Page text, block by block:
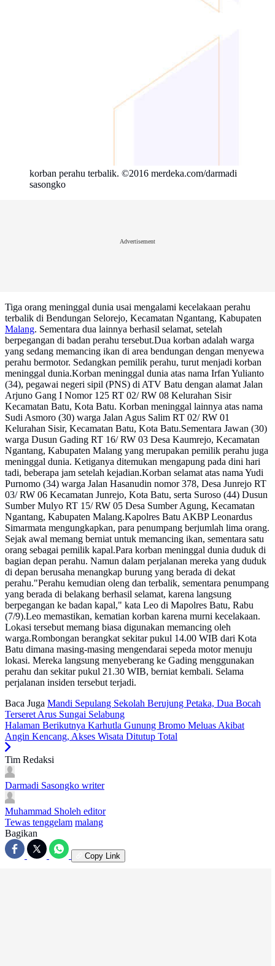
korban perahu terbalik. ©2016 merdeka.com/darmadi
sasongko
Advertisement
Tiga orang meninggal dunia usai mengalami kecelakaan perahu
terbalik di Bendungan Selorejo, Kecamatan Ngantang, Kabupaten
Malang. Sementara dua lainnya berhasil selamat, setelah
berpegangan di badan perahu tersebut.Dua korban adalah warga
yang sedang memancing ikan di area bendungan dengan menyewa
perahu bermotor. Sedangkan pemilik perahu, turut menjadi korban
meninggal dunia.Korban meninggal dunia atas nama Irfan Yulianto
(34), pegawai negeri sipil (PNS) di ATV Batu dengan alamat Jalan
Arjuno Gang I Nomor 125 RT 02/ RW 08 Kelurahan Sisir
Kecamatan Batu, Kota Batu. Korban meninggal lainnya atas nama
Sudi Asmoro (30) warga Jalan Agus Salim RT 02/ RW 01
Kelurahan Sisir, Kecamatan Batu, Kota Batu.Sementara Jawan (30)
warga Dusun Gading RT 16/ RW 03 Desa Kaumrejo, Kecamatan
Ngantang, Kabupaten Malang yang merupakan pemilik perahu juga
meninggal dunia. Ketiganya ditemukan mengapung pada dini hari
tadi, beberapa jam setelah kejadian.Korban selamat atas nama Yudi
Purnomo (34) warga Jalan Hasanudin nomor 378, Desa Junrejo RT
03/ RW 06 Kecamatan Junrejo, Kota Batu, serta Suroso (44) Dusun
Sumber Mulyo RT 15/ RW 05 Desa Sumber Agung, Kecamatan
Ngantang, Kabupaten Malang.Kapolres Batu AKBP Leonardus
Simarmata mengungkapkan, para penumpang berjumlah lima orang.
Sejak awal memang berniat untuk memancing ikan, sementara satu
orang sebagai pemilik kapal.Para korban meninggal dunia duduk di
bagian depan perahu. Namun dalam perjalanan mereka yang duduk
di depan berusaha menangkap burung yang berada di dekat
perahu."Perahu kemudian oleng dan terbalik, sementara penumpang
yang berada di belakang berhasil selamat, karena langsung
berpegangan ke badan kapal," kata Leo di Mapolres Batu, Rabu
(7/9).Leo memastikan, kematian korban karena murni kecelakaan.
Lokasi tersebut memang biasa digunakan memancing oleh
warga.Rombongan berangkat sekitar pukul 14.00 WIB dari Kota
Batu dimana masing-masing mengendarai sepeda motor menuju
lokasi. Mereka langsung menyeberang ke Gading menggunakan
perahu dan sekitar pukul 21.30 WIB, berniat kembali. Selama
perjalanan insiden tersebut terjadi.
Baca Juga Mandi Sepulang Sekolah Berujung Petaka, Dua Bocah
Terseret Arus Sungai Selabung
Halaman Berikutnya Karhutla Gunung Bromo Meluas Akibat
Angin Kencang, Akses Wisata Ditutup Total
Tim Redaksi
Darmadi Sasongko writer
Muhammad Sholeh editor
Tewas tenggelam malang
Bagikan
Copy Link